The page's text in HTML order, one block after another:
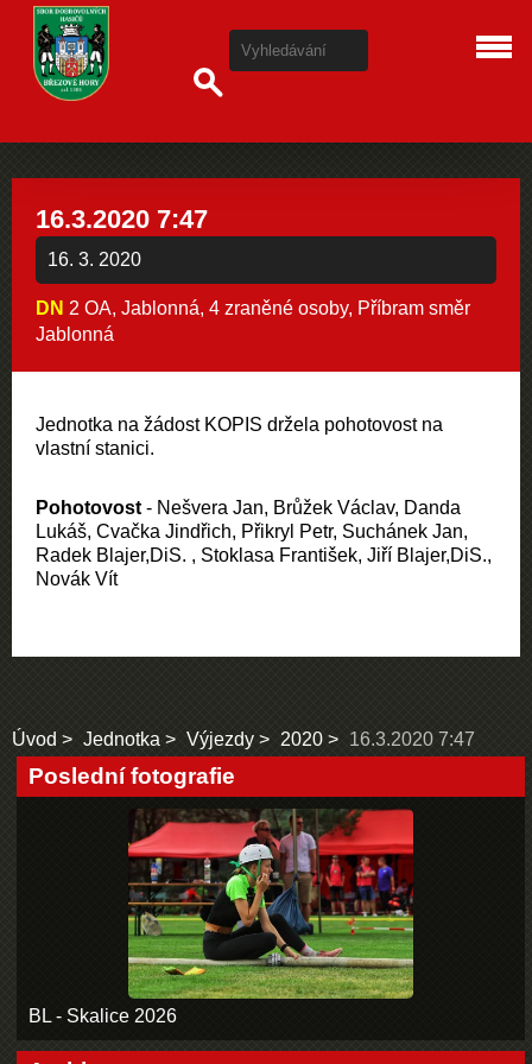
16.3.2020 7:47
16. 3. 2020
DN 2 OA, Jablonná, 4 zraněné osoby, Příbram směr
Jablonná
Jednotka na žádost KOPIS držela pohotovost na
vlastní stanici.
Pohotovost - Nešvera Jan, Brůžek Václav, Danda
Lukáš, Cvačka Jindřich, Přikryl Petr, Suchánek Jan,
Radek Blajer,DiS. , Stoklasa František, Jiří Blajer,DiS.,
Novák Vít
Úvod Jednotka Výjezdy 2020 16.3.2020 7:47
Poslední fotografie
BL - Skalice 2026